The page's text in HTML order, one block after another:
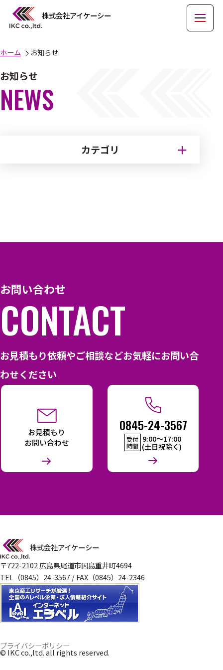
株式会社アイケーシー
ホーム お知らせ
お知らせ
NEWS
カテゴリ
お問い合わせ
CONTACT
お見積もり依頼やご相談などお気軽にお問い合
わせください
お見積もり
お問い合わせ
0845-24-3567
受付
時間
9:00〜17:00
(土日祝除く)
株式会社アイケーシー
〒722-2102 広島県尾道市因島重井町4694
TEL（0845）24-3567 / FAX（0845）24-2346
© IKC co.,ltd. all rights reserved.
プライバシーポリシー